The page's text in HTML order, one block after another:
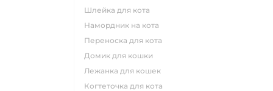
шлейка для кота
намордник на кота
переноска для кота
домик для кошки
лежанка для кошек
когтеточка для кота